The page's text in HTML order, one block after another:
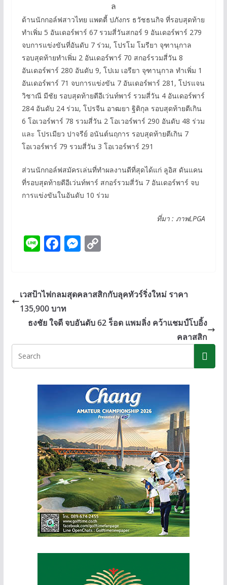
ล
ด้านนักกอล์ฟสาวไทย แพตตี้ ปภังกร ธวัชธนกิจ ที่รอบสุดท้าย
ทำเพิ่ม 5 อันเดอร์พาร์ 67 รวมสี่วันสกอร์ 9 อันเดอร์พาร์ 279
จบการแข่งขันที่อันดับ 7 ร่วม, โปรโม โมรียา จุฑานุกาล
รอบสุดท้ายทำเพิ่ม 2 อันเดอร์พาร์ 70 สกอร์รวมสี่วัน 8
อันเดอร์พาร์ 280 อันดับ 9, โปเม เอรียา จุฑานุกาล ทำเพิ่ม 1
อันเดอร์พาร์ 71 จบการแข่งขัน 7 อันเดอร์พาร์ 281, โปรแจน
วิชาณี มีชัย รอบสุดท้ายตีอีเว่นท์พาร์ รวมสี่วัน 4 อันเดอร์พาร์
284 อันดับ 24 ร่วม, โปรจีน อาฒยา ฐิติกุล รอบสุดท้ายตีเกิน
6 โอเวอร์พาร์ 78 รวมสี่วัน 2 โอเวอร์พาร์ 290 อันดับ 48 ร่วม
และ โปรเมียว ปาจรีย์ อนันต์นฤการ รอบสุดท้ายตีเกิน 7
โอเวอร์พาร์ 79 รวมสี่วัน 3 โอเวอร์พาร์ 291
ส่วนนักกอล์ฟสมัครเล่นที่ทำผลงานดีที่สุดได้แก่ ลูอิส ดันแคน
ที่รอบสุดท้ายตีอีเว่นท์พาร์ สกอร์รวมสี่วัน 7 อันเดอร์พาร์ จบ
การแข่งขันในอันดับ 10 ร่วม
ที่มา : ภาพLPGA
Li F
b
o
o
k
M
e
g
er
C
y
n
k
เวสป้าไฟกลมสุดคลาสสิกกับลุคทัวร์ริ่งใหม่ ราคา
135,900 บาท
ธงชัย ใจดี จบอันดับ 62 ร็อด แพมลิ่ง คว้าแชมป์โบอิ้ง
คลาสสิก